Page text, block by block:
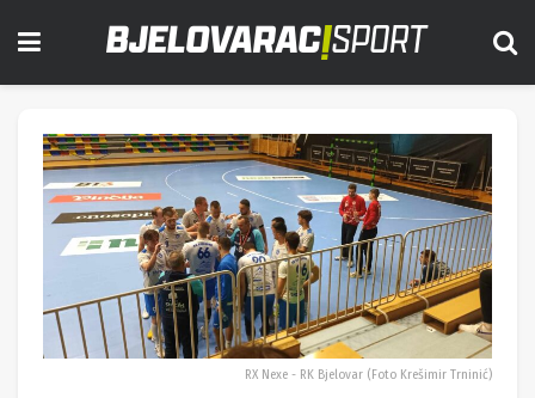
RX Nexe - RK Bjelovar (Foto Krešimir Trninić)